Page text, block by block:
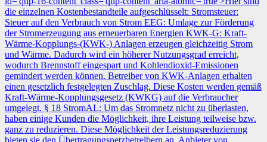
die einzelnen Kostenbestandteile aufgeschlüsselt: Stromsteuer:
Steuer auf den Verbrauch von Strom EEG: Umlage zur Förderung
der Stromerzeugung aus erneuerbaren Energien KWK-G: Kraft-
Wärme-Kopplungs-(KWK-) Anlagen erzeugen gleichzeitig Strom
und Wärme. Dadurch wird ein höherer Nutzungsgrad erreicht,
wodurch Brennstoff eingespart und Kohlendioxid-Emissionen
gemindert werden können. Betreiber von KWK-Anlagen erhalten
einen gesetzlich festgelegten Zuschlag. Diese Kosten werden gemäß
Kraft-Wärme-Kopplungsgesetz (KWKG) auf die Verbraucher
umgelegt. § 18 StromAL: Um das Stromnetz nicht zu überlasten,
haben einige Kunden die Möglichkeit, ihre Leistung teilweise bzw.
ganz zu reduzieren. Diese Möglichkeit der Leistungsreduzierung
bieten sie den Übertragungsnetzbetreibern an. Anbieter von